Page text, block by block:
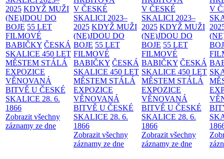
2025 KDYŽ MUŽI
(NE)JDOU DO
BOJE 55 LET
FILMOVÉ
BABIČKY ČESKÁ
SKALICE 450 LET
MĚSTEM STÁLÁ
EXPOZICE
VĚNOVANÁ
BITVĚ U ČESKÉ
SKALICE 28. 6.
1866
Zobrazit všechny
záznamy ze dne
V ČESKÉ
SKALICI 2023–
2025 KDYŽ MUŽI
(NE)JDOU DO
BOJE 55 LET
FILMOVÉ
BABIČKY ČESKÁ
SKALICE 450 LET
MĚSTEM STÁLÁ
EXPOZICE
VĚNOVANÁ
BITVĚ U ČESKÉ
SKALICE 28. 6.
1866
Zobrazit všechny
záznamy ze dne
V ČESKÉ
SKALICI 2023–
2025 KDYŽ MUŽI
(NE)JDOU DO
BOJE 55 LET
FILMOVÉ
BABIČKY ČESKÁ
SKALICE 450 LET
MĚSTEM STÁLÁ
EXPOZICE
VĚNOVANÁ
BITVĚ U ČESKÉ
SKALICE 28. 6.
1866
Zobrazit všechny
záznamy ze dne
V